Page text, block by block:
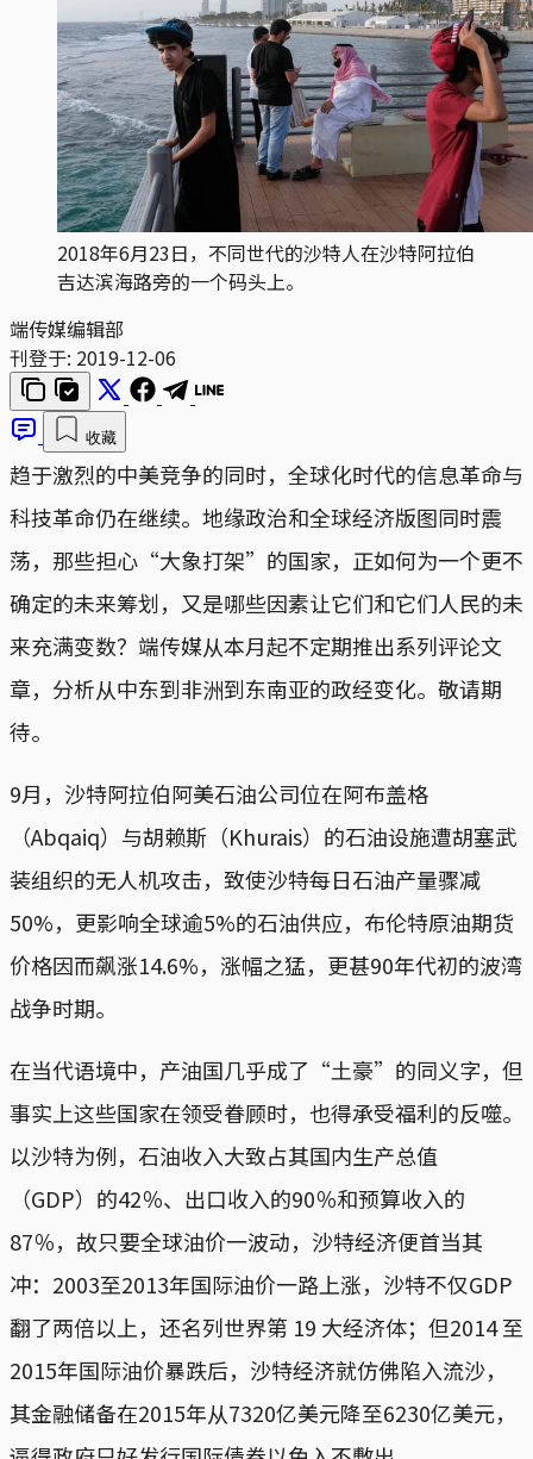
2018年6月23日，不同世代的沙特人在沙特阿拉伯
吉达滨海路旁的一个码头上。
端传媒编辑部
刊登于: 2019-12-06
收藏
趋于激烈的中美竞争的同时，全球化时代的信息革命与
科技革命仍在继续。地缘政治和全球经济版图同时震
荡，那些担心“大象打架”的国家，正如何为一个更不
确定的未来筹划，又是哪些因素让它们和它们人民的未
来充满变数？端传媒从本月起不定期推出系列评论文
章，分析从中东到非洲到东南亚的政经变化。敬请期
待。
9月，沙特阿拉伯阿美石油公司位在阿布盖格
（Abqaiq）与胡赖斯（Khurais）的石油设施遭胡塞武
装组织的无人机攻击，致使沙特每日石油产量骤减
50%，更影响全球逾5%的石油供应，布伦特原油期货
价格因而飙涨14.6%，涨幅之猛，更甚90年代初的波湾
战争时期。
在当代语境中，产油国几乎成了“土豪”的同义字，但
事实上这些国家在领受眷顾时，也得承受福利的反噬。
以沙特为例，石油收入大致占其国内生产总值
（GDP）的42％、出口收入的90％和预算收入的
87％，故只要全球油价一波动，沙特经济便首当其
冲：2003至2013年国际油价一路上涨，沙特不仅GDP
翻了两倍以上，还名列世界第 19 大经济体；但2014 至
2015年国际油价暴跌后，沙特经济就仿佛陷入流沙，
其金融储备在2015年从7320亿美元降至6230亿美元，